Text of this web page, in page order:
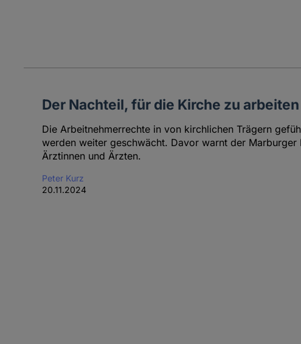
Der Nachteil, für die Kirche zu arbeiten
Die Arbeitnehmerrechte in von kirchlichen Trägern
werden weiter geschwächt. Davor warnt der Marburger
Ärztinnen und Ärzten.
Peter Kurz
20.11.2024